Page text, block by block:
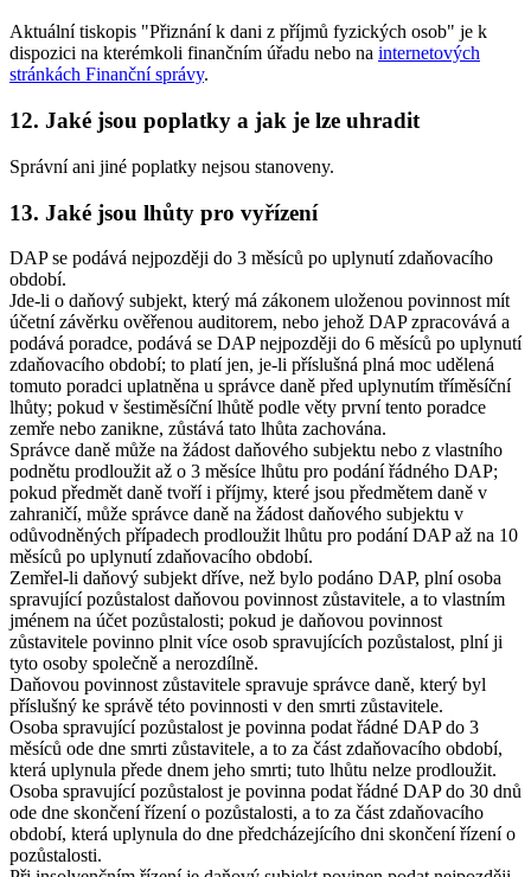
Aktuální tiskopis "Přiznání k dani z příjmů fyzických osob" je k
dispozici na kterémkoli finančním úřadu nebo na internetových
stránkách Finanční správy.
12. Jaké jsou poplatky a jak je lze uhradit
Správní ani jiné poplatky nejsou stanoveny.
13. Jaké jsou lhůty pro vyřízení
DAP se podává nejpozději do 3 měsíců po uplynutí zdaňovacího
období.
Jde-li o daňový subjekt, který má zákonem uloženou povinnost mít
účetní závěrku ověřenou auditorem, nebo jehož DAP zpracovává a
podává poradce, podává se DAP nejpozději do 6 měsíců po uplynutí
zdaňovacího období; to platí jen, je-li příslušná plná moc udělená
tomuto poradci uplatněna u správce daně před uplynutím tříměsíční
lhůty; pokud v šestiměsíční lhůtě podle věty první tento poradce
zemře nebo zanikne, zůstává tato lhůta zachována.
Správce daně může na žádost daňového subjektu nebo z vlastního
podnětu prodloužit až o 3 měsíce lhůtu pro podání řádného DAP;
pokud předmět daně tvoří i příjmy, které jsou předmětem daně v
zahraničí, může správce daně na žádost daňového subjektu v
odůvodněných případech prodloužit lhůtu pro podání DAP až na 10
měsíců po uplynutí zdaňovacího období.
Zemřel-li daňový subjekt dříve, než bylo podáno DAP, plní osoba
spravující pozůstalost daňovou povinnost zůstavitele, a to vlastním
jménem na účet pozůstalosti; pokud je daňovou povinnost
zůstavitele povinno plnit více osob spravujících pozůstalost, plní ji
tyto osoby společně a nerozdílně.
Daňovou povinnost zůstavitele spravuje správce daně, který byl
příslušný ke správě této povinnosti v den smrti zůstavitele.
Osoba spravující pozůstalost je povinna podat řádné DAP do 3
měsíců ode dne smrti zůstavitele, a to za část zdaňovacího období,
která uplynula přede dnem jeho smrti; tuto lhůtu nelze prodloužit.
Osoba spravující pozůstalost je povinna podat řádné DAP do 30 dnů
ode dne skončení řízení o pozůstalosti, a to za část zdaňovacího
období, která uplynula do dne předcházejícího dni skončení řízení o
pozůstalosti.